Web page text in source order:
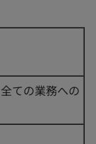
ての業務への